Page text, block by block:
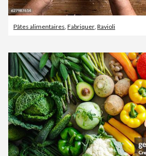
Pâtes alimentaires, Fabriquer, Ravioli